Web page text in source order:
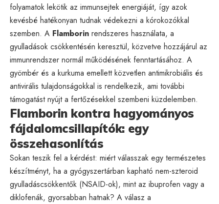
folyamatok lekötik az immunsejtek energiáját, így azok
kevésbé hatékonyan tudnak védekezni a kórokozókkal
szemben. A Flamborin rendszeres használata, a
gyulladások csökkentésén keresztül, közvetve hozzájárul az
immunrendszer normál működésének fenntartásához. A
gyömbér és a kurkuma emellett közvetlen antimikrobiális és
antivirális tulajdonságokkal is rendelkezik, ami további
támogatást nyújt a fertőzésekkel szembeni küzdelemben.
Flamborin kontra hagyományos
fájdalomcsillapítók: egy
összehasonlítás
Sokan teszik fel a kérdést: miért válasszak egy természetes
készítményt, ha a gyógyszertárban kapható nem-szteroid
gyulladáscsökkentők (NSAID-ok), mint az ibuprofen vagy a
diklofenák, gyorsabban hatnak? A válasz a